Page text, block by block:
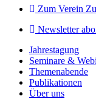
Zum Verein
Newsletter
Jahrestagung
Seminare &
Themenabende
Publikationen
Über uns